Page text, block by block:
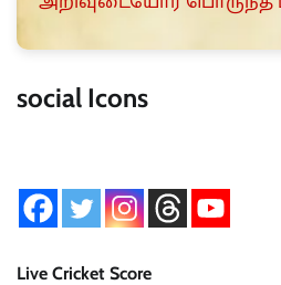
social Icons
Live Cricket Score